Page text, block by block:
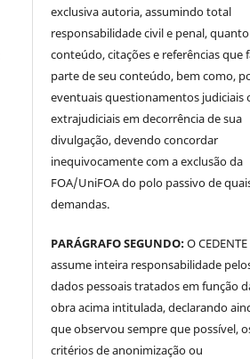
exclusiva autoria, assumindo total
responsabilidade civil e penal,
conteúdo, citações e referências que
parte de seu conteúdo, bem como,
eventuais questionamentos judiciais
extrajudiciais em decorrência de sua
divulgação, devendo concordar
inequivocamente com a exclusão da
FOA/UniFOA do polo passivo de
demandas.
PARÁGRAFO SEGUNDO:O CEDENTE
assume inteira responsabilidade
dados pessoais tratados em função
obra acima intitulada, declarando
que observou sempre que possível,
critérios de anonimização ou